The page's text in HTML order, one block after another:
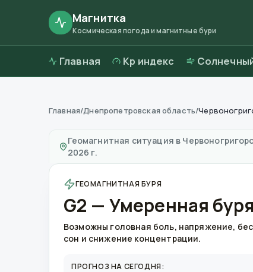
Магнитка
Космическая погода и магнитные бури
Главная Kp индекс
Магнитные бури вЧервоногригоровке—
Главная/Днепропетровская область/
Геомагнитная ситуация в
2026 г.
ГЕОМАГНИТНАЯ БУРЯ
G2 — Умеренная буря
Возможны головная боль, напряжение,
сон и снижение концентрации.
ПРОГНОЗ НА СЕГОДНЯ: